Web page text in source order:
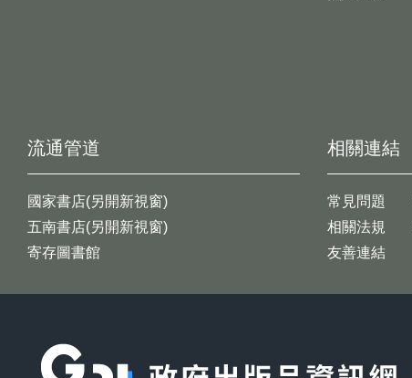
流通管道
國家書店(另開新視窗)
五南書店(另開新視窗)
寄存圖書館
相關連結
常見問題
相關法規
友善連結